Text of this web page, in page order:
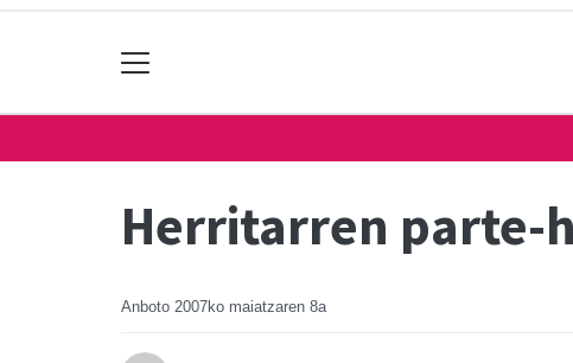
Herritarren parte-
Anboto 2007ko maiatzaren 8a